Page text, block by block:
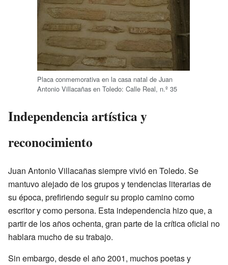
Placa conmemorativa en la casa natal de Juan
Antonio Villacañas en Toledo: Calle Real, n.º 35
Independencia artística y
reconocimiento
Juan Antonio Villacañas siempre vivió en Toledo. Se
mantuvo alejado de los grupos y tendencias literarias de
su época, prefiriendo seguir su propio camino como
escritor y como persona. Esta independencia hizo que, a
partir de los años ochenta, gran parte de la crítica oficial no
hablara mucho de su trabajo.
Sin embargo, desde el año 2001, muchos poetas y